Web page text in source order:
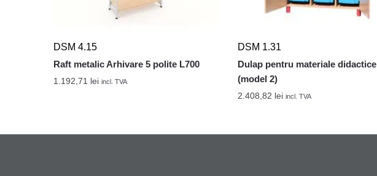
DSM 4.15
Raft metalic Arhivare 5 polite L700
1.192,71 lei incl. TVA
DSM 1.31
Dulap pentru materiale didactice
(model 2)
2.408,82 lei incl. TVA